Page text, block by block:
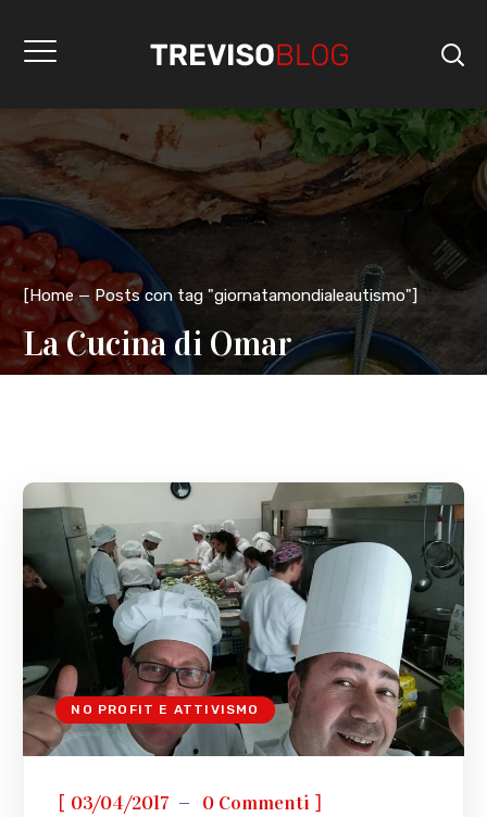
[Home Posts con tag "giornatamondialeautismo"]
La Cucina di Omar
NO PROFIT E ATTIVISMO
[ 03/04/2017 0 Commenti ]